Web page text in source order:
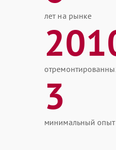
лет на рынке
3
минимальный